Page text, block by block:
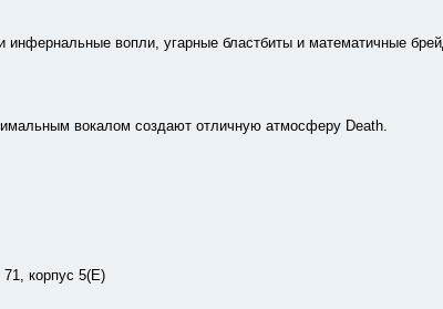
вопли, угарные бластбиты и математичные
вокалом создают отличную атмосферу Death.
корпус 5(Е)